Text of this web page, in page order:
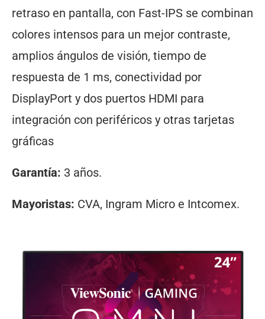
retraso en pantalla, con Fast-IPS se combinan
colores intensos para un mejor contraste,
amplios ángulos de visión, tiempo de
respuesta de 1 ms, conectividad por
DisplayPort y dos puertos HDMI para
integración con periféricos y otras tarjetas
gráficas
Garantía: 3 años.
Mayoristas: CVA, Ingram Micro e Intcomex.